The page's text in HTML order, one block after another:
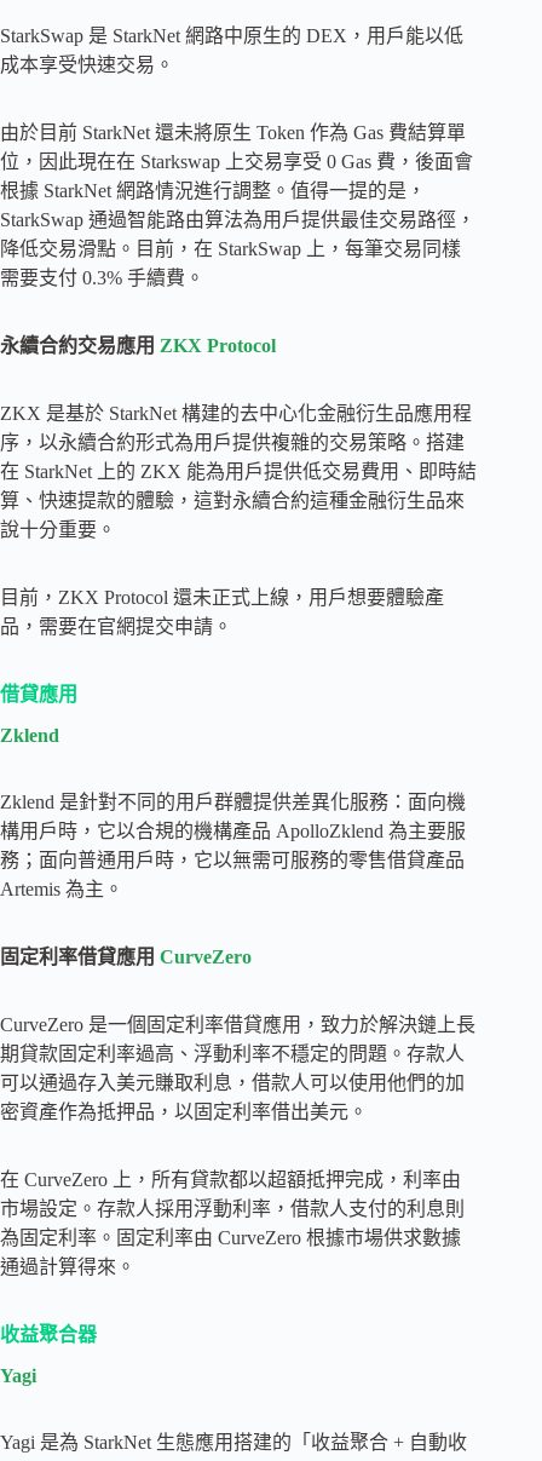
StarkSwap 是 StarkNet 網路中原生的 DEX，用戶能以低
成本享受快速交易。
由於目前 StarkNet 還未將原生 Token 作為 Gas 費結算單
位，因此現在在 Starkswap 上交易享受 0 Gas 費，後面會
根據 StarkNet 網路情況進行調整。值得一提的是，
StarkSwap 通過智能路由算法為用戶提供最佳交易路徑，
降低交易滑點。目前，在 StarkSwap 上，每筆交易同樣
需要支付 0.3% 手續費。
永續合約交易應用 ZKX Protocol
ZKX 是基於 StarkNet 構建的去中心化金融衍生品應用程
序，以永續合約形式為用戶提供複雜的交易策略。搭建
在 StarkNet 上的 ZKX 能為用戶提供低交易費用、即時結
算、快速提款的體驗，這對永續合約這種金融衍生品來
說十分重要。
目前，ZKX Protocol 還未正式上線，用戶想要體驗產
品，需要在官網提交申請。
借貸應用
Zklend
Zklend 是針對不同的用戶群體提供差異化服務：面向機
構用戶時，它以合規的機構產品 ApolloZklend 為主要服
務；面向普通用戶時，它以無需可服務的零售借貸產品
Artemis 為主。
固定利率借貸應用 CurveZero
CurveZero 是一個固定利率借貸應用，致力於解決鏈上長
期貸款固定利率過高、浮動利率不穩定的問題。存款人
可以通過存入美元賺取利息，借款人可以使用他們的加
密資產作為抵押品，以固定利率借出美元。
在 CurveZero 上，所有貸款都以超額抵押完成，利率由
市場設定。存款人採用浮動利率，借款人支付的利息則
為固定利率。固定利率由 CurveZero 根據市場供求數據
通過計算得來。
收益聚合器
Yagi
Yagi 是為 StarkNet 生態應用搭建的「收益聚合 + 自動收